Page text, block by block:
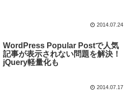
2014.07.24
WordPress Popular Postで人気
記事が表示されない問題を解決！
jQuery軽量化も
2014.07.17